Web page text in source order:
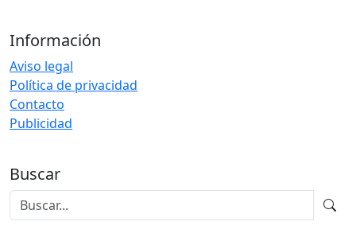
Información
Aviso legal
Política de privacidad
Contacto
Publicidad
Buscar